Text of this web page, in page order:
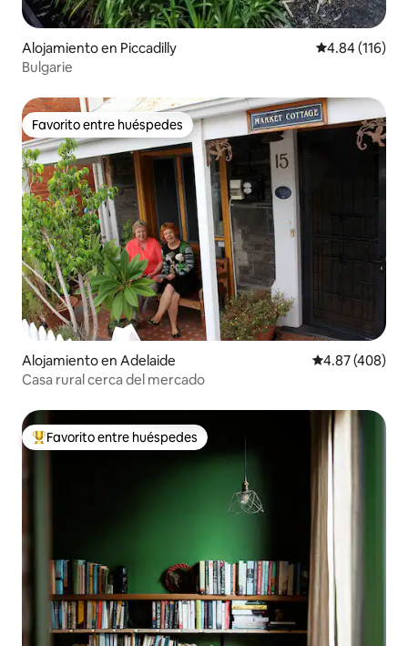
Alojamiento en Piccadilly Calificación
4.84 (116)
Bulgarie
Favorito entre huéspedes
Favorito entre huéspedes
Alojamiento en Adelaide Calificación
4.87 (408)
Casa rural cerca del mercado
Favorito entre huéspedes preferido
Favorito entre huéspedes